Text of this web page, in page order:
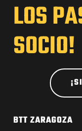
LOS
SOCIO!
BTT ZARAGOZA